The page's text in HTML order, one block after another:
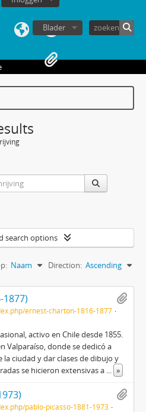
Blader
search options
Naam Direction: Ascending
ernest-charton-1816-1877
activo en Chile desde 1855.
Valparaíso, donde se dedicó a
la ciudad y dar clases de dibujo y
se hicieron extensivas a ... »
pablo-picasso-1881-1973